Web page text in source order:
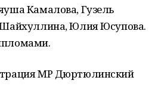
Камалова, Гузель
Юлия Юсупова.
МР Дюртюлинский